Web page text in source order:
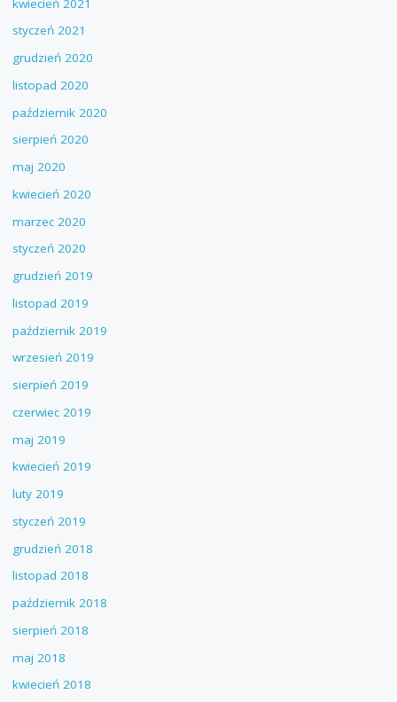
kwiecień 2021
styczeń 2021
grudzień 2020
listopad 2020
październik 2020
sierpień 2020
maj 2020
kwiecień 2020
marzec 2020
styczeń 2020
grudzień 2019
listopad 2019
październik 2019
wrzesień 2019
sierpień 2019
czerwiec 2019
maj 2019
kwiecień 2019
luty 2019
styczeń 2019
grudzień 2018
listopad 2018
październik 2018
sierpień 2018
maj 2018
kwiecień 2018